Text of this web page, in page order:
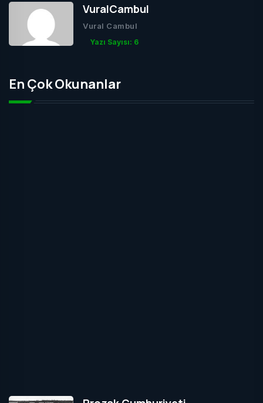
VuralCambul
Vural Cambul
Yazı Sayısı: 6
En Çok Okunanlar